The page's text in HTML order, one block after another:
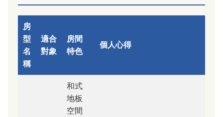
房
型
名
稱
適合
對象
房間
特色
個人心得
和式
地板
空間